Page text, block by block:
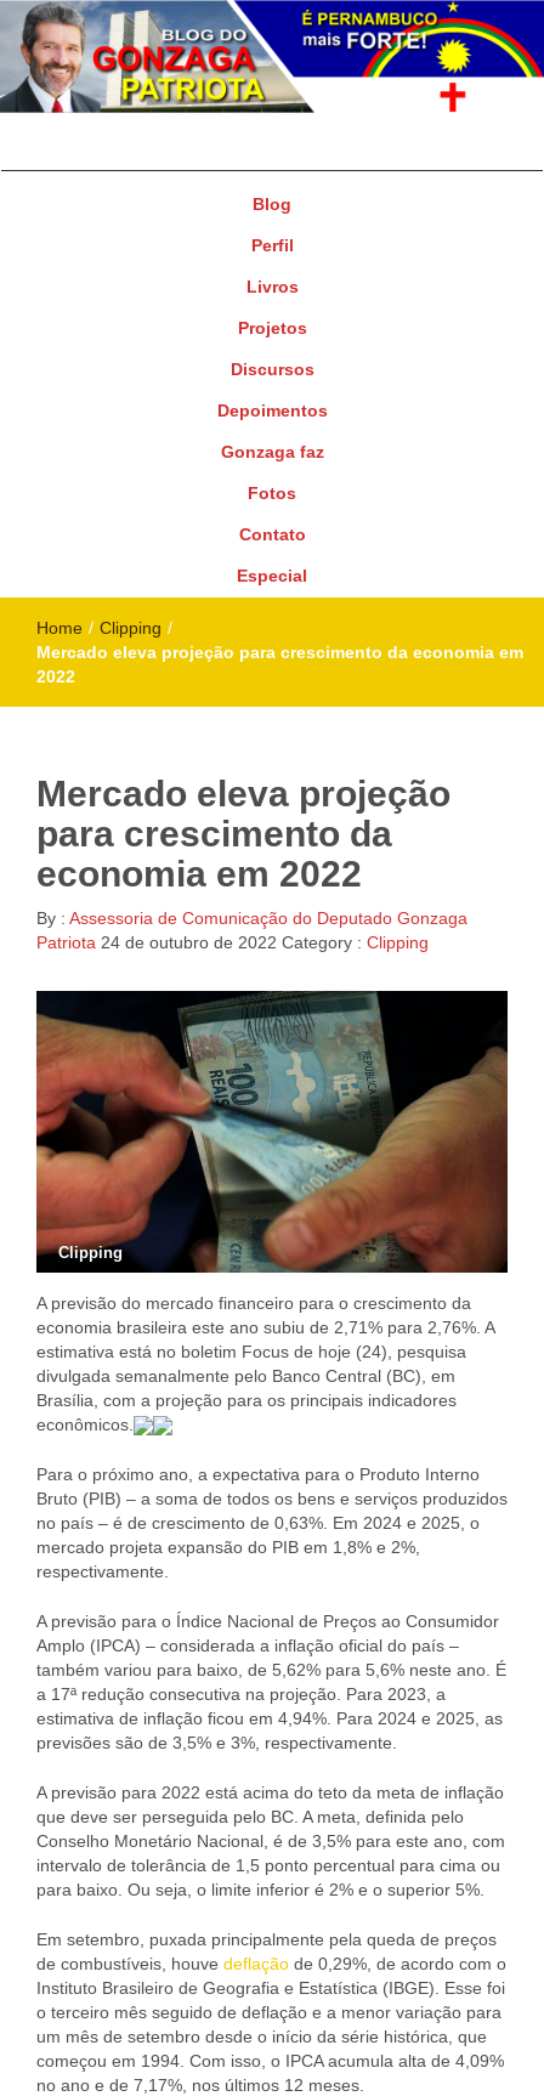
Blog
Perfil
Livros
Projetos
Discursos
Depoimentos
Gonzaga faz
Fotos
Contato
Especial
Home / Clipping /
Mercado eleva projeção para crescimento da economia em
2022
Mercado eleva projeção
para crescimento da
economia em 2022
By : Assessoria de Comunicação do Deputado Gonzaga
Patriota 24 de outubro de 2022 Category : Clipping
Clipping
A previsão do mercado financeiro para o crescimento da
economia brasileira este ano subiu de 2,71% para 2,76%. A
estimativa está no boletim Focus de hoje (24), pesquisa
divulgada semanalmente pelo Banco Central (BC), em
Brasília, com a projeção para os principais indicadores
econômicos.
Para o próximo ano, a expectativa para o Produto Interno
Bruto (PIB) – a soma de todos os bens e serviços produzidos
no país – é de crescimento de 0,63%. Em 2024 e 2025, o
mercado projeta expansão do PIB em 1,8% e 2%,
respectivamente.
A previsão para o Índice Nacional de Preços ao Consumidor
Amplo (IPCA) – considerada a inflação oficial do país –
também variou para baixo, de 5,62% para 5,6% neste ano. É
a 17ª redução consecutiva na projeção. Para 2023, a
estimativa de inflação ficou em 4,94%. Para 2024 e 2025, as
previsões são de 3,5% e 3%, respectivamente.
A previsão para 2022 está acima do teto da meta de inflação
que deve ser perseguida pelo BC. A meta, definida pelo
Conselho Monetário Nacional, é de 3,5% para este ano, com
intervalo de tolerância de 1,5 ponto percentual para cima ou
para baixo. Ou seja, o limite inferior é 2% e o superior 5%.
Em setembro, puxada principalmente pela queda de preços
de combustíveis, houve deflação de 0,29%, de acordo com o
Instituto Brasileiro de Geografia e Estatística (IBGE). Esse foi
o terceiro mês seguido de deflação e a menor variação para
um mês de setembro desde o início da série histórica, que
começou em 1994. Com isso, o IPCA acumula alta de 4,09%
no ano e de 7,17%, nos últimos 12 meses.